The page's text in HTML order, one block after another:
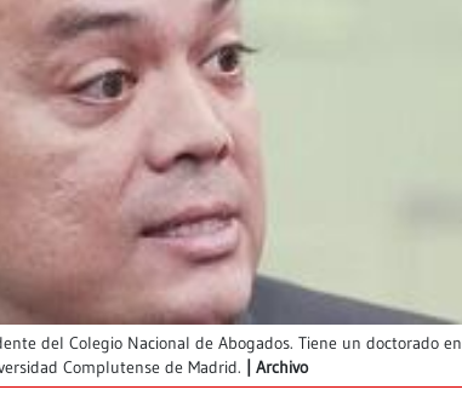
del Colegio Nacional de Abogados. Tiene un doctorado en
Complutense de Madrid.
Archivo